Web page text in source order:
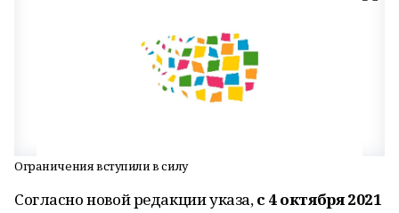
Ограничения вступили в силу
Согласно новой редакции указа,с 4 октября 2021